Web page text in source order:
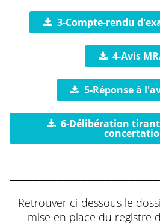
3-Compte-rendu
4-Avis
5-Réponse à
6-Délibération
Retrouver ci-dessous le
mise en place du registre